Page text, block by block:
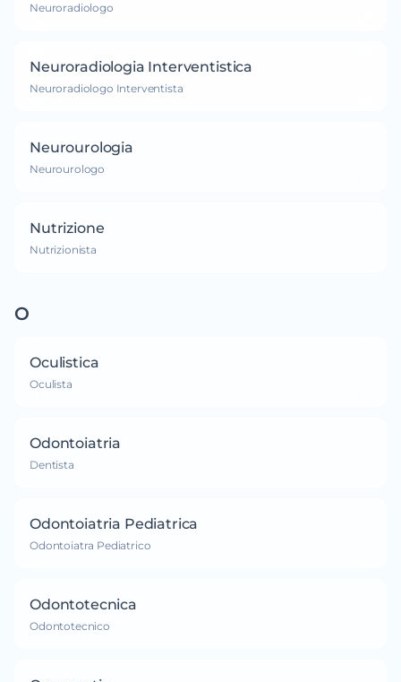
Neuroradiologo
Neuroradiologia Interventistica
Neuroradiologo Interventista
Neurourologia
Neurourologo
Nutrizione
Nutrizionista
O
Oculistica
Oculista
Odontoiatria
Dentista
Odontoiatria Pediatrica
Odontoiatra Pediatrico
Odontotecnica
Odontotecnico